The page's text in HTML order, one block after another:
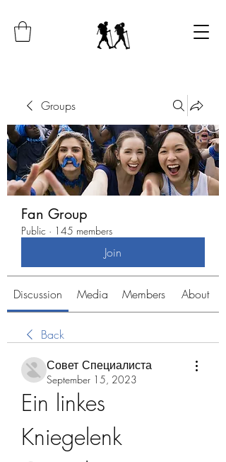
Groups
Fan Group
Public · 145 members
Join
Discussion Media Members About
Back
Совет Специалиста
September 15, 2023
Ein linkes
Kniegelenk